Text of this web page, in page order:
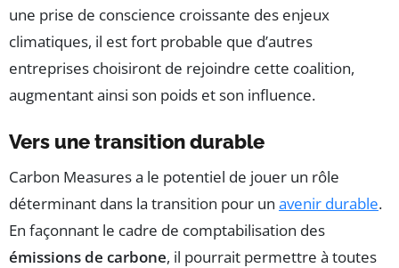
une prise de conscience croissante des enjeux
climatiques, il est fort probable que d’autres
entreprises choisiront de rejoindre cette coalition,
augmentant ainsi son poids et son influence.
Vers une transition durable
Carbon Measures a le potentiel de jouer un rôle
déterminant dans la transition pour un avenir durable.
En façonnant le cadre de comptabilisation des
émissions de carbone, il pourrait permettre à toutes